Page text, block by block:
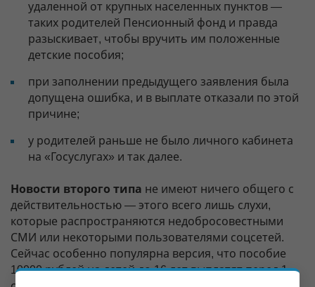
удаленной от крупных населенных пунктов —
таких родителей Пенсионный фонд и правда
разыскивает, чтобы вручить им положенные
детские пособия;
при заполнении предыдущего заявления была
допущена ошибка, и в выплате отказали по этой
причине;
у родителей раньше не было личного кабинета
на «Госуслугах» и так далее.
Новости второго типа не имеют ничего общего с
действительностью — этого всего лишь слухи,
которые распространяются недобросовестными
СМИ или некоторыми пользователями соцсетей.
Сейчас особенно популярна версия, что пособие
10000 рублей на детей до 16 лет выплатят перед 1